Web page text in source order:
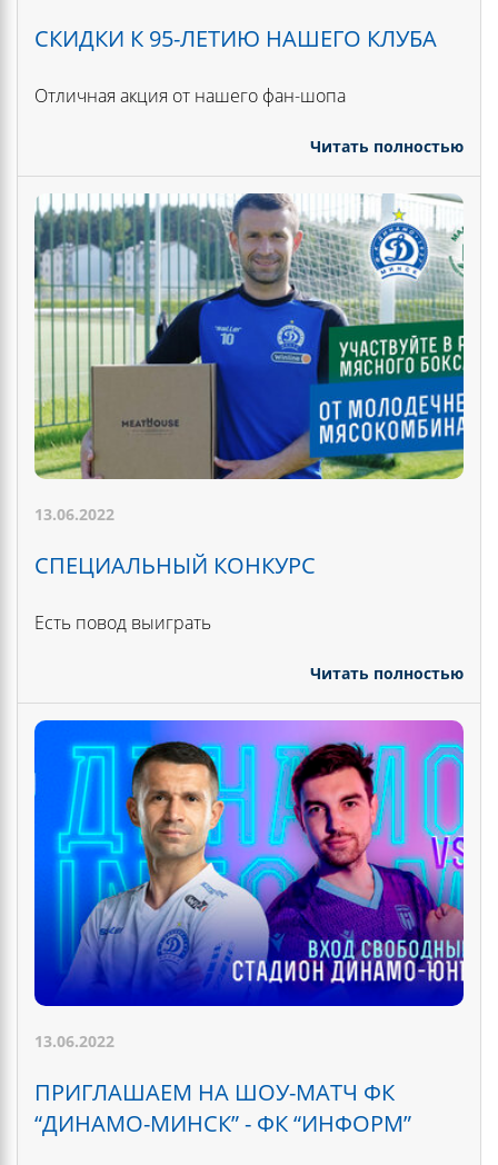
СКИДКИ К 95-ЛЕТИЮ НАШЕГО КЛУБА
Отличная акция от нашего фан-шопа
Читать полностью
13.06.2022
СПЕЦИАЛЬНЫЙ КОНКУРС
Есть повод выиграть
Читать полностью
13.06.2022
ПРИГЛАШАЕМ НА ШОУ-МАТЧ ФК
“ДИНАМО-МИНСК” - ФК “ИНФОРМ”